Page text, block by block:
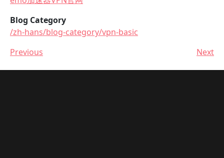
Blog Category
/zh-hans/blog-category/vpn-basic
Previous
Next